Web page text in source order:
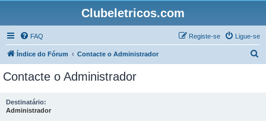
Clubeletricos.com
FAQ Ligue-se
Registe-se
Índice do Fórum Contacte o Administrador
Contacte o Administrador
Destinatário:
Administrador